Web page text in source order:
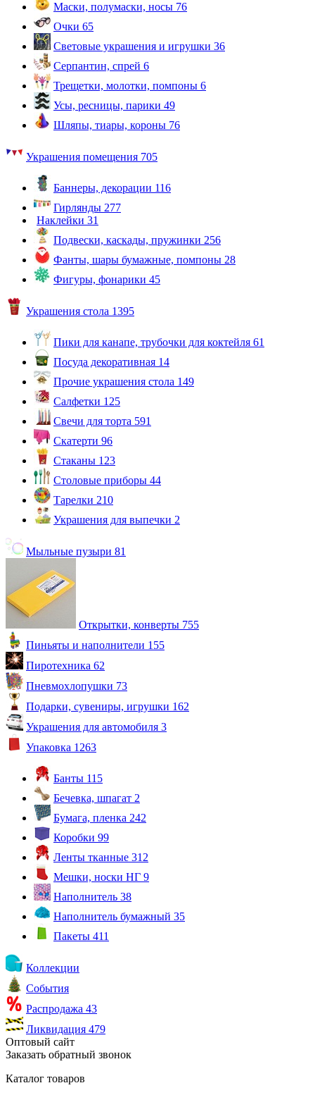
Маски, полумаски, носы 76
Очки 65
Световые украшения и игрушки 36
Серпантин, спрей 6
Трещетки, молотки, помпоны 6
Усы, ресницы, парики 49
Шляпы, тиары, короны 76
Украшения помещения 705
Баннеры, декорации 116
Гирлянды 277
Наклейки 31
Подвески, каскады, пружинки 256
Фанты, шары бумажные, помпоны 28
Фигуры, фонарики 45
Украшения стола 1395
Пики для канапе, трубочки для коктейля 61
Посуда декоративная 14
Прочие украшения стола 149
Салфетки 125
Свечи для торта 591
Скатерти 96
Стаканы 123
Столовые приборы 44
Тарелки 210
Украшения для выпечки 2
Мыльные пузыри 81
Открытки, конверты 755
Пиньяты и наполнители 155
Пиротехника 62
Пневмохлопушки 73
Подарки, сувениры, игрушки 162
Украшения для автомобиля 3
Упаковка 1263
Банты 115
Бечевка, шпагат 2
Бумага, пленка 242
Коробки 99
Ленты тканные 312
Мешки, носки НГ 9
Наполнитель 38
Наполнитель бумажный 35
Пакеты 411
Коллекции
События
Распродажа 43
Ликвидация 479
Оптовый сайт
Заказать обратный звонок
Каталог товаров